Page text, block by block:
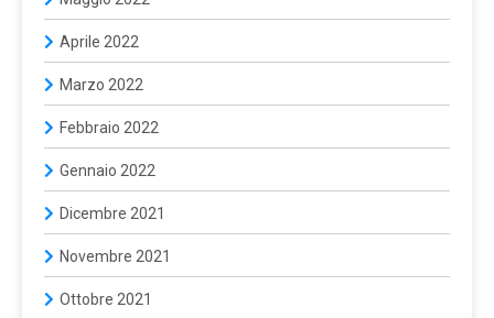
Aprile 2022
Marzo 2022
Febbraio 2022
Gennaio 2022
Dicembre 2021
Novembre 2021
Ottobre 2021